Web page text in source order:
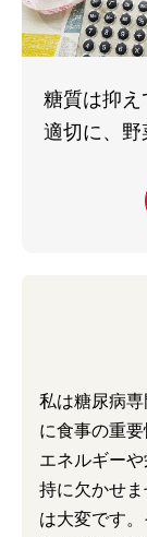
糖質は抑え
適切に、野
私は糖尿病
に食事の重要
エネルギー
持に欠かせ
は大変です